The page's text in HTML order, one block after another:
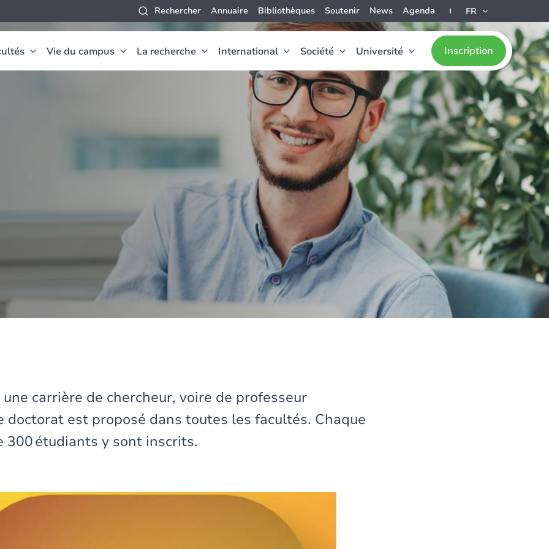
Rechercher Annuaire Bibliothèques Soutenir News Agenda FR
Vie du campus La recherche International Société Université Inscription
une carrière de chercheur, voire de professeur
doctorat est proposé dans toutes les facultés. Chaque
300 étudiants y sont inscrits.